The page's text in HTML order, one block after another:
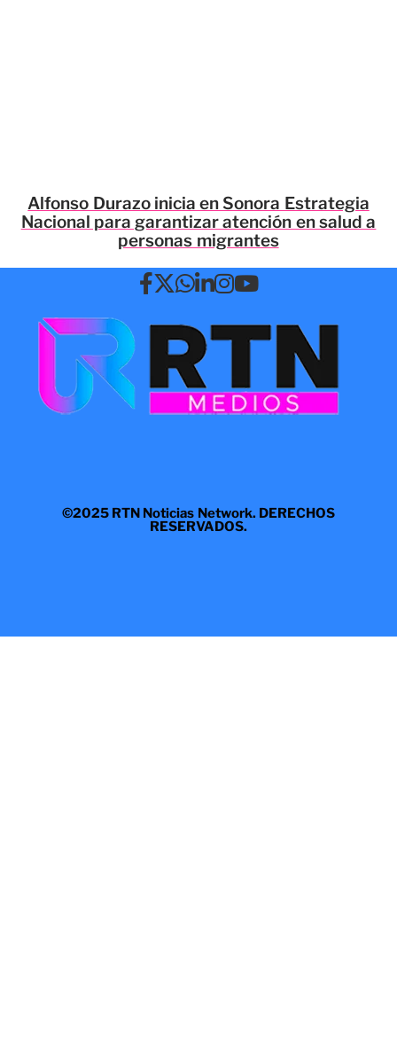
Alfonso Durazo inicia en Sonora Estrategia
Nacional para garantizar atención en salud a
personas migrantes
©2025 RTN Noticias Network. DERECHOS
RESERVADOS.